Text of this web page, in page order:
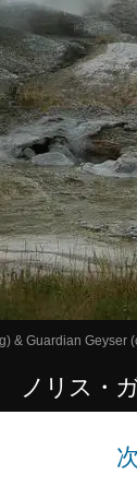
& Guardian
ノリス・